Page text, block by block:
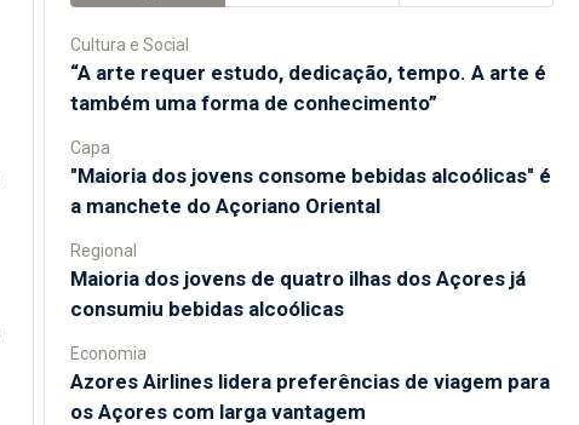
Cultura e Social
“A arte requer estudo, dedicação, tempo. A arte é
também uma forma de conhecimento”
Capa
"Maioria dos jovens consome bebidas alcoólicas" é
a manchete do Açoriano Oriental
Regional
Maioria dos jovens de quatro ilhas dos Açores já
consumiu bebidas alcoólicas
Economia
Azores Airlines lidera preferências de viagem para
os Açores com larga vantagem